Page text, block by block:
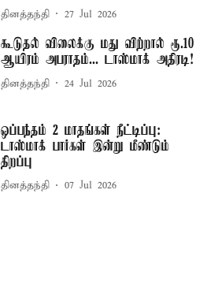
தினத்தந்தி 27 Jul 2026
கூடுதல் விலைக்கு மது விற்றால் ரூ.10
ஆயிரம் அபராதம்... டாஸ்மாக் அதிரடி!
தினத்தந்தி 24 Jul 2026
ஒப்பந்தம் 2 மாதங்கள் நீட்டிப்பு:
டாஸ்மாக் பார்கள் இன்று மீண்டும்
திறப்பு
தினத்தந்தி 07 Jul 2026